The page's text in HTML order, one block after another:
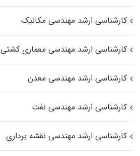
کارشناسی ارشد مهندسی مکانیک
کارشناسی ارشد مهندسی معماری کشتی
کارشناسی ارشد مهندسی معدن
کارشناسی ارشد مهندسی نفت
کارشناسی ارشد مهندسی نقشه برداری